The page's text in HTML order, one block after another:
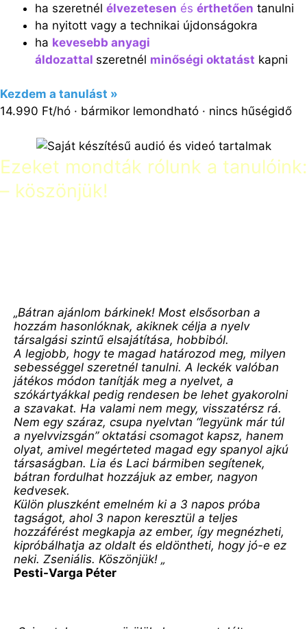
ha szeretnél élvezetesen és érthetően tanulni
ha nyitott vagy a technikai újdonságokra
ha kevesebb anyagi
áldozattal szeretnél minőségi oktatást kapni
Kezdem a tanulást »
14.990 Ft/hó · bármikor lemondható · nincs hűségidő
Ezeket mondták rólunk a tanulóink:
– köszönjük!
„Bátran ajánlom bárkinek! Most elsősorban a
hozzám hasonlóknak, akiknek célja a nyelv
társalgási szintű elsajátítása, hobbiból.
A legjobb, hogy te magad határozod meg, milyen
sebességgel szeretnél tanulni. A leckék valóban
játékos módon tanítják meg a nyelvet, a
szókártyákkal pedig rendesen be lehet gyakorolni
a szavakat. Ha valami nem megy, visszatérsz rá.
Nem egy száraz, csupa nyelvtan “legyünk már túl
a nyelvvizsgán” oktatási csomagot kapsz, hanem
olyat, amivel megérteted magad egy spanyol ajkú
társaságban. Lia és Laci bármiben segítenek,
bátran fordulhat hozzájuk az ember, nagyon
kedvesek.
Külön pluszként emelném ki a 3 napos próba
tagságot, ahol 3 napon keresztül a teljes
hozzáférést megkapja az ember, így megnézheti,
kipróbálhatja az oldalt és eldöntheti, hogy jó-e ez
neki. Zseniális. Köszönjük! „
Pesti-Varga Péter